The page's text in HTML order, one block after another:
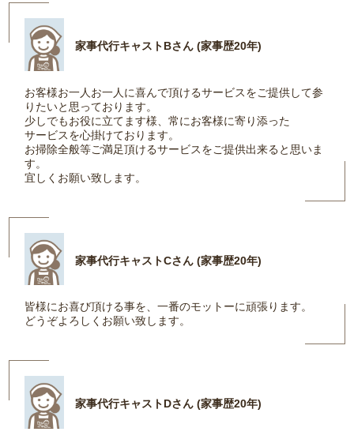
家事代行キャストBさん (家事歴20年)
お客様お一人お一人に喜んで頂けるサービスをご提供して参
りたいと思っております。
少しでもお役に立てます様、常にお客様に寄り添った
サービスを心掛けております。
お掃除全般等ご満足頂けるサービスをご提供出来ると思いま
す。
宜しくお願い致します。
家事代行キャストCさん (家事歴20年)
皆様にお喜び頂ける事を、一番のモットーに頑張ります。
どうぞよろしくお願い致します。
家事代行キャストDさん (家事歴20年)